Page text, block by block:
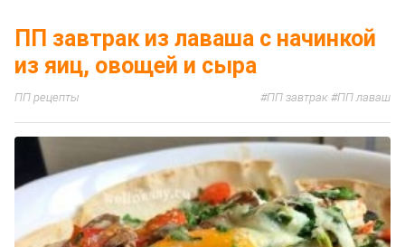
ПП завтрак из лаваша с начинкой
из яиц, овощей и сыра
ПП рецепты ПП завтрак ПП лаваш